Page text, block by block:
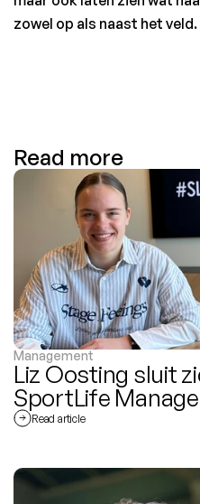
zowel op als naast het veld.
Read more
Management
Liz Oosting sluit
SportLife
Read article